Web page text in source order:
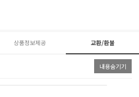
상품정보제공 교환/환불
내용숨기기